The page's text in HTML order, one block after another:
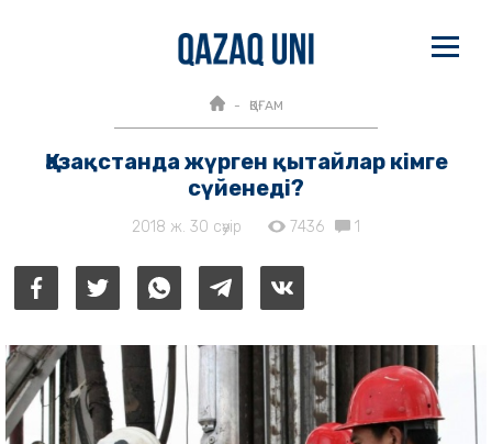
ҚОҒАМ
Қазақстанда жүрген қытайлар кімге
сүйенеді?
2018 ж. 30 сәуір 7436 1